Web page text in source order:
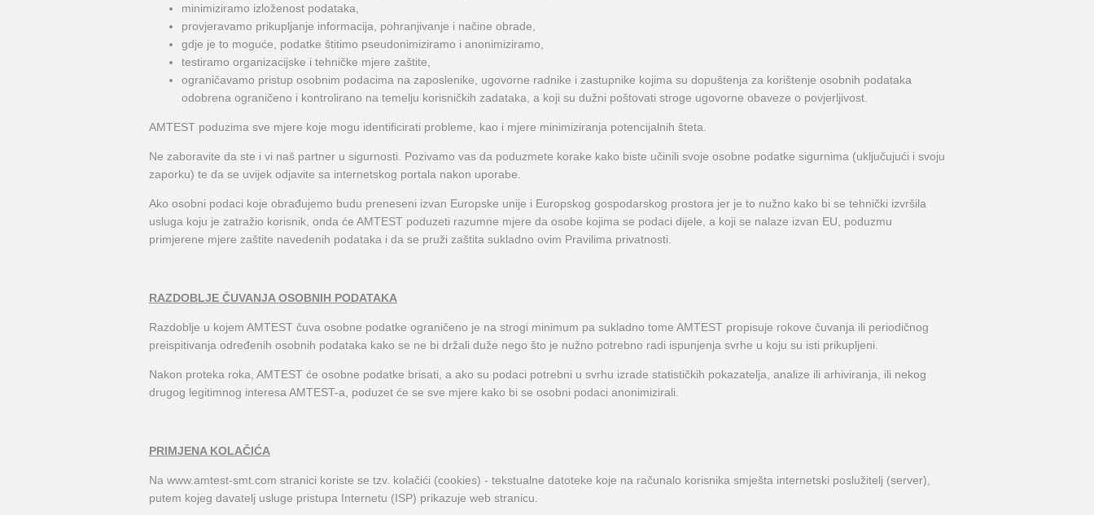
minimiziramo izloženost podataka,
provjeravamo prikupljanje informacija, pohranjivanje i načine obrade,
gdje je to moguće, podatke štitimo pseudonimiziramo i anonimiziramo,
testiramo organizacijske i tehničke mjere zaštite,
ograničavamo pristup osobnim podacima na zaposlenike, ugovorne radnike i zastupnike kojima su dopuštenja za korištenje osobnih podataka
odobrena ograničeno i kontrolirano na temelju korisničkih zadataka, a koji su dužni poštovati stroge ugovorne obaveze o povjerljivost.
AMTEST poduzima sve mjere koje mogu identificirati probleme, kao i mjere minimiziranja potencijalnih šteta.
Ne zaboravite da ste i vi naš partner u sigurnosti. Pozivamo vas da poduzmete korake kako biste učinili svoje osobne podatke sigurnima (uključujući i svoju
zaporku) te da se uvijek odjavite sa internetskog portala nakon uporabe.
Ako osobni podaci koje obrađujemo budu preneseni izvan Europske unije i Europskog gospodarskog prostora jer je to nužno kako bi se tehnički izvršila
usluga koju je zatražio korisnik, onda će AMTEST poduzeti razumne mjere da osobe kojima se podaci dijele, a koji se nalaze izvan EU, poduzmu
primjerene mjere zaštite navedenih podataka i da se pruži zaštita sukladno ovim Pravilima privatnosti.
RAZDOBLJE ČUVANJA OSOBNIH PODATAKA
Razdoblje u kojem AMTEST čuva osobne podatke ograničeno je na strogi minimum pa sukladno tome AMTEST propisuje rokove čuvanja ili periodičnog
preispitivanja određenih osobnih podataka kako se ne bi držali duže nego što je nužno potrebno radi ispunjenja svrhe u koju su isti prikupljeni.
Nakon proteka roka, AMTEST će osobne podatke brisati, a ako su podaci potrebni u svrhu izrade statističkih pokazatelja, analize ili arhiviranja, ili nekog
drugog legitimnog interesa AMTEST-a, poduzet će se sve mjere kako bi se osobni podaci anonimizirali.
PRIMJENA KOLAČIĆA
Na www.amtest-smt.com stranici koriste se tzv. kolačići (cookies) - tekstualne datoteke koje na računalo korisnika smješta internetski poslužitelj (server),
putem kojeg davatelj usluge pristupa Internetu (ISP) prikazuje web stranicu.